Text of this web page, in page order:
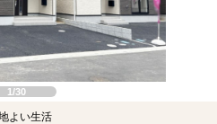
1/30
よい生活